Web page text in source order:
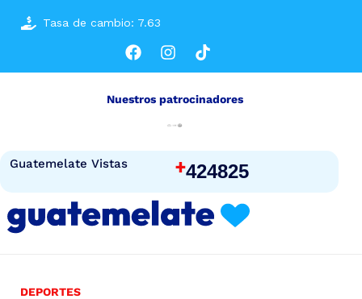
Tasa de cambio: 7.63
Guatemelate Vistas +424825
Nuestros patrocinadores
DEPORTES